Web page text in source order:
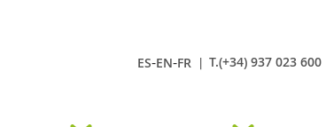
ES-EN-FR T.(+34) 937 023 600